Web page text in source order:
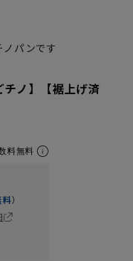
パンです
ノ】【裾上げ済
料無料
料）